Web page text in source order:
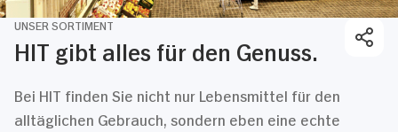
UNSER SORTIMENT
HIT gibt alles für den Genuss.
Bei HIT finden Sie nicht nur Lebensmittel für den
alltäglichen Gebrauch, sondern eben eine echte